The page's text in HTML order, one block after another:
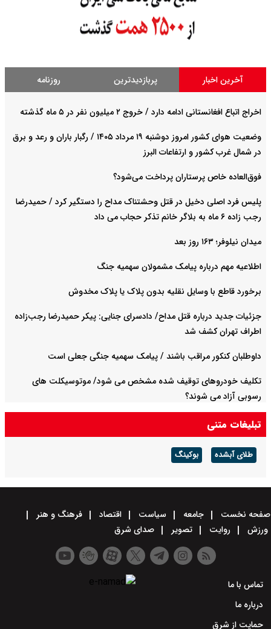
آخرین اخبار پربازدیدترین روزنامه
اخراج اتباع افغانستانی ادامه دارد / خروج ۲ میلیون نفر در ۵ ماه گذشته
وضعیت هوای کشور امروز دوشنبه ۱۹ مرداد ۱۴۰۵ / رگبار باران و رعد و برق
در شمال غرب کشور و ارتفاعات البرز
فوق‌العاده خاص پرستاران پرداخت می‌شود‌؟
پلیس فرد اصلی دخیل در قتل وحشتناک مداح را دستگیر کرد / حمیدرضا
رجب زاده ۶ ماه به بلاگر خانم تذکر حجاب می داد
میدان نیلوفر؛ ۱۶۳ روز بعد
اطلاعیه مهم درباره پیامک مشمولان سهمیه جنگ
برخورد قاطع با وسایل نقلیه بدون پلاک یا پلاک مخدوش
جزئیات جدید درباره قتل مداح/ دادسرای جنایی: پیکر حمیدرضا رجب‌زاده
اطراف تهران کشف شد
داوطلبان کنکور مراقب باشند / پیامک سهمیه جنگی جعلی است
تکلیف خودروهای توقیف شده مشخص می شود/ موتوسیکلت های
رسوبی آزاد می شوند؟
تبلیغات متنی
طلای آبشده بوکینگ
صفحه نخست جامعه سیاست اقتصاد
فرهنگ و هنر
ورزش
روایت تصویر صدای شرق
تماس با ما
درباره ما
حمایت از شرق